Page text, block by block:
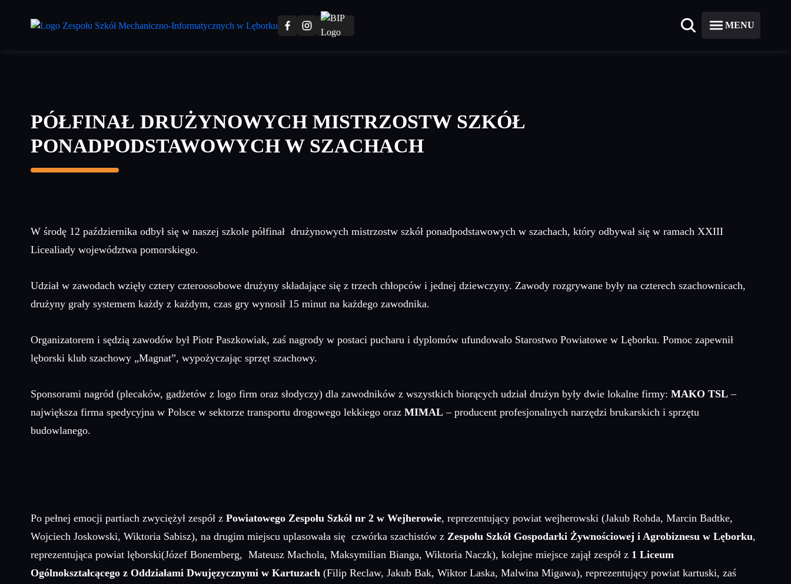
MENU
PÓŁFINAŁ DRUŻYNOWYCH MISTRZOSTW SZKÓŁ
PONADPODSTAWOWYCH W SZACHACH
W środę 12 października odbył się w naszej szkole półfinał drużynowych mistrzostw szkół ponadpodstawowych w szachach, który odbywał się w ramach XXIII
Licealiady województwa pomorskiego.
Udział w zawodach wzięły cztery czteroosobowe drużyny składające się z trzech chłopców i jednej dziewczyny. Zawody rozgrywane były na czterech szachownicach,
drużyny grały systemem każdy z każdym, czas gry wynosił 15 minut na każdego zawodnika.
Organizatorem i sędzią zawodów był Piotr Paszkowiak, zaś nagrody w postaci pucharu i dyplomów ufundowało Starostwo Powiatowe w Lęborku. Pomoc zapewnił
lęborski klub szachowy „Magnat”, wypożyczając sprzęt szachowy.
Sponsorami nagród (plecaków, gadżetów z logo firm oraz słodyczy) dla zawodników z wszystkich biorących udział drużyn były dwie lokalne firmy: MAKO TSL –
największa firma spedycyjna w Polsce w sektorze transportu drogowego lekkiego oraz MIMAL – producent profesjonalnych narzędzi brukarskich i sprzętu
budowlanego.
Po pełnej emocji partiach zwyciężył zespół z Powiatowego Zespołu Szkół nr 2 w Wejherowie, reprezentujący powiat wejherowski (Jakub Rohda, Marcin Badtke,
Wojciech Joskowski, Wiktoria Sabisz), na drugim miejscu uplasowała się czwórka szachistów z Zespołu Szkół Gospodarki Żywnościowej i Agrobiznesu w Lęborku,
reprezentująca powiat lęborski(Józef Bonemberg, Mateusz Machola, Maksymilian Bianga, Wiktoria Naczk), kolejne miejsce zajął zespół z 1 Liceum
Ogólnokształcącego z Oddziałami Dwujęzycznymi w Kartuzach (Filip Reclaw, Jakub Bak, Wiktor Laska, Malwina Migawa), reprezentujący powiat kartuski, zaś